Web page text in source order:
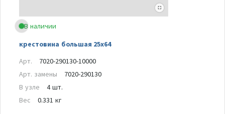
В наличии
крестовина большая 25х64
Арт.
7020-290130-10000
Арт. замены
7020-290130
В узле
4 шт.
Вес
0.331 кг